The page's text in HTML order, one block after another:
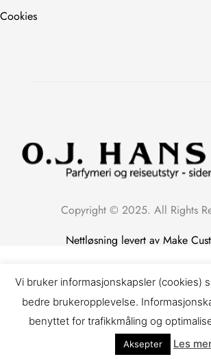
Cookies
Copyright © 2025. All Rights
Nettløsning levert av Make
Vi bruker informasjonskapsler (cookies)
bedre brukeropplevelse.
benyttet for trafikkmåling og
Aksepter Les